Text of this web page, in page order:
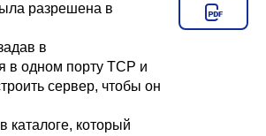
разрешена в
в
в одном порту TCP и
сервер, чтобы он
каталоге, который